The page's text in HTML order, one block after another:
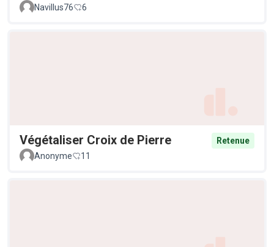
Navillus76 6
Végétaliser Croix de Pierre
Retenue
Anonyme
11